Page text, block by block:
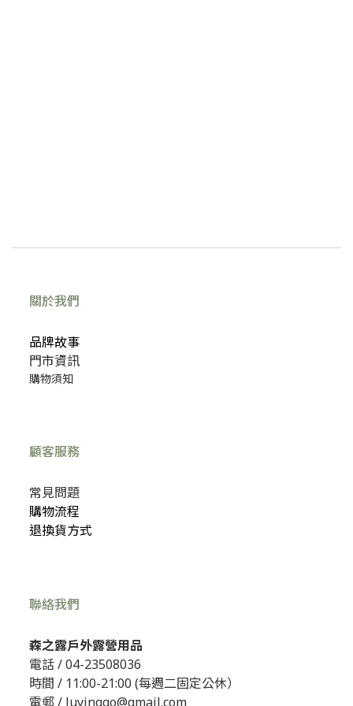
關於我們
品牌故事
門市資訊
購物須知
顧客服務
常見問題
購物流程
退換貨方式
聯絡我們
森之露戶外露營用品
電話 /04-23508036
時間 / 11:00-21:00 (每週二固定公休）
電郵 / luyinggo@gmail.com